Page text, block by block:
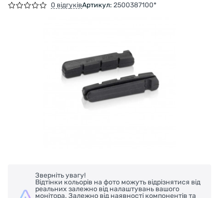
0 відгуківАртикул: 2500387100*
Зверніть увагу!
Відтінки кольорів на фото можуть відрізнятися від
реальних залежно від налаштувань вашого
монітора. Залежно від наявності компонентів та